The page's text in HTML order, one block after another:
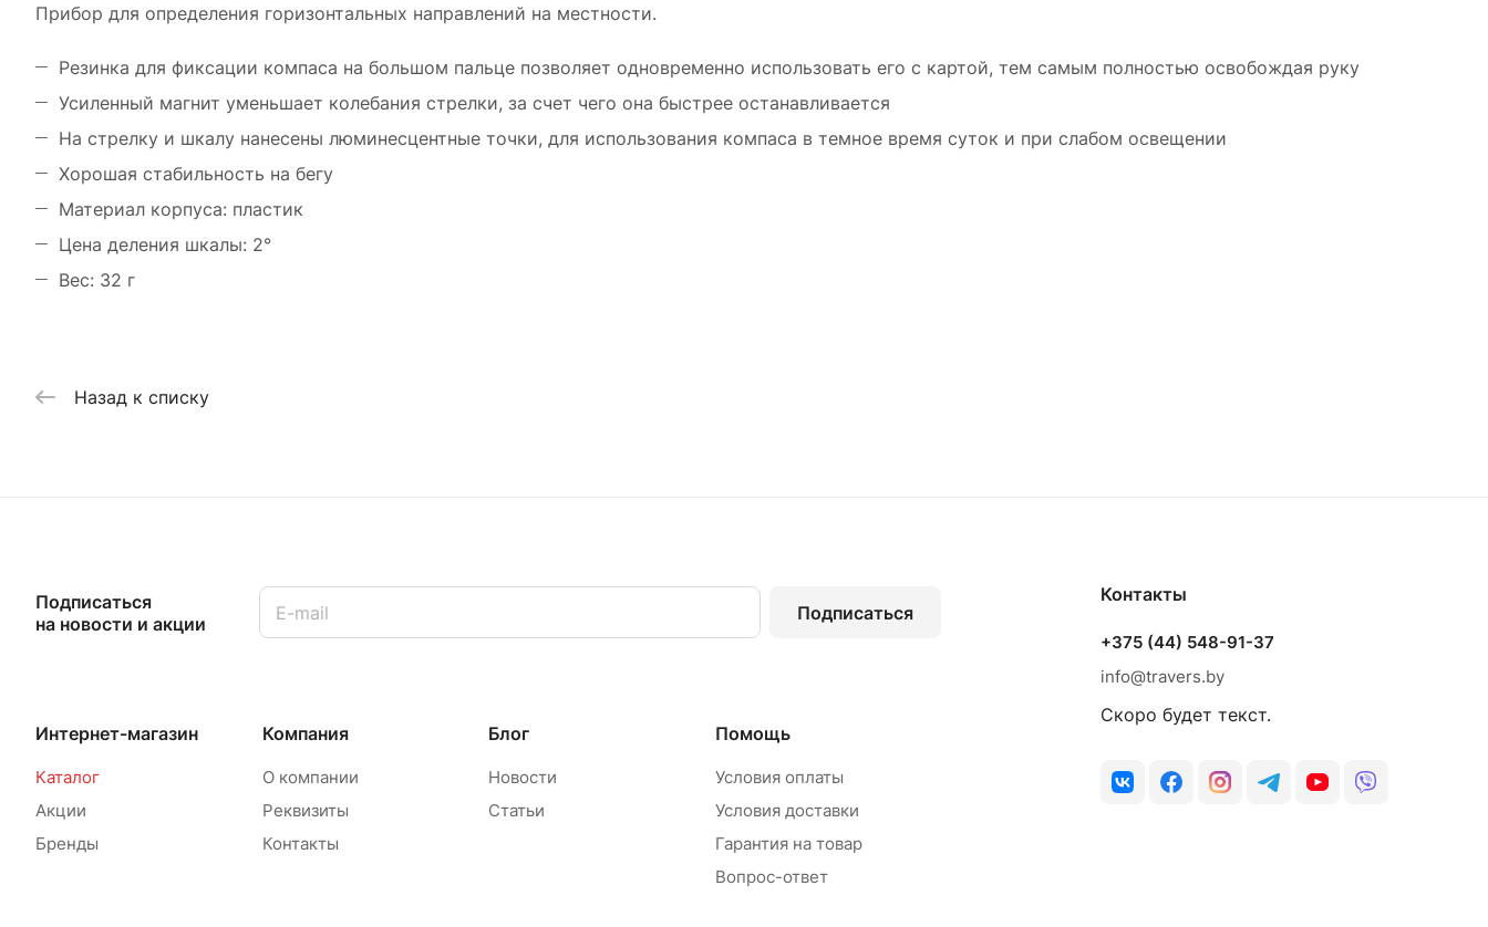
Прибор для определения горизонтальных направлений на местности.
Резинка для фиксации компаса на большом пальце позволяет одновременно использовать его с картой, тем самым полностью освобождая руку
Усиленный магнит уменьшает колебания стрелки, за счет чего она быстрее останавливается
На стрелку и шкалу нанесены люминесцентные точки, для использования компаса в темное время суток и при слабом освещении
Хорошая стабильность на бегу
Материал корпуса: пластик
Цена деления шкалы: 2°
Вес: 32 г
Назад к списку
Подписаться
на новости и акции
Подписаться
Интернет-магазин
Каталог
Акции
Бренды
Компания
О компании
Реквизиты
Контакты
Блог
Новости
Статьи
Помощь
Условия оплаты
Условия доставки
Гарантия на товар
Вопрос-ответ
Контакты
+375 (44) 548-91-37
info@travers.by
Скоро будет текст.